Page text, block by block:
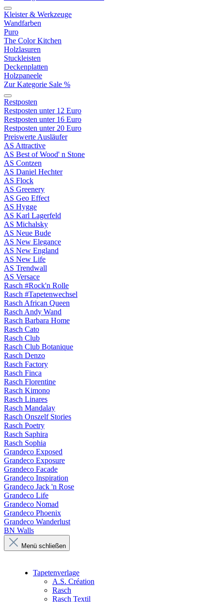
Kleister & Werkzeuge
Wandfarben
Puro
The Color Kitchen
Holzlasuren
Stuckleisten
Deckenplatten
Holzpaneele
Zur Kategorie Sale %
Restposten
Restposten unter 12 Euro
Restposten unter 16 Euro
Restposten unter 20 Euro
Preiswerte Ausläufer
AS Attractive
AS Best of Wood' n Stone
AS Contzen
AS Daniel Hechter
AS Flock
AS Greenery
AS Geo Effect
AS Hygge
AS Karl Lagerfeld
AS Michalsky
AS Neue Bude
AS New Elegance
AS New England
AS New Life
AS Trendwall
AS Versace
Rasch #Rock'n Rolle
Rasch #Tapetenwechsel
Rasch African Queen
Rasch Andy Wand
Rasch Barbara Home
Rasch Cato
Rasch Club
Rasch Club Botanique
Rasch Denzo
Rasch Factory
Rasch Finca
Rasch Florentine
Rasch Kimono
Rasch Linares
Rasch Mandalay
Rasch Onszelf Stories
Rasch Poetry
Rasch Saphira
Rasch Sophia
Grandeco Exposed
Grandeco Exposure
Grandeco Facade
Grandeco Inspiration
Grandeco Jack 'n Rose
Grandeco Life
Grandeco Nomad
Grandeco Phoenix
Grandeco Wanderlust
BN Walls
Menü schließen
Tapetenverlage
A.S. Création
Rasch
Rasch Textil